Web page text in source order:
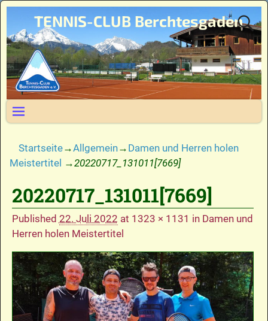
TENNIS-CLUB Berchtesgaden
Startseite→Allgemein→ Damen und Herren holen
Meistertitel →20220717_131011[7669]
Bilder-Navigation
20220717_131011[7669]
Published 22. Juli 2022 at 1323 × 1131 in Damen und
Herren holen Meistertitel